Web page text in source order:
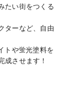
たい街をつくる
ターなど、自由
トや蛍光塗料を
成させます！